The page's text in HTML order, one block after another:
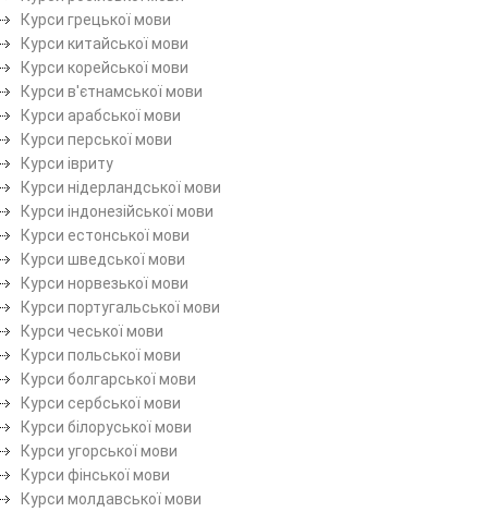
Курси грецької мови
Курси китайської мови
Курси корейської мови
Курси в'єтнамської мови
Курси арабської мови
Курси перської мови
Курси івриту
Курси нідерландської мови
Курси індонезійської мови
Курси естонської мови
Курси шведської мови
Курси норвезької мови
Курси португальської мови
Курси чеської мови
Курси польської мови
Курси болгарської мови
Курси сербської мови
Курси білоруської мови
Курси угорської мови
Курси фінської мови
Курси молдавської мови